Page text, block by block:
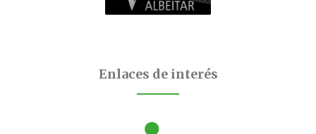
Enlaces de interés